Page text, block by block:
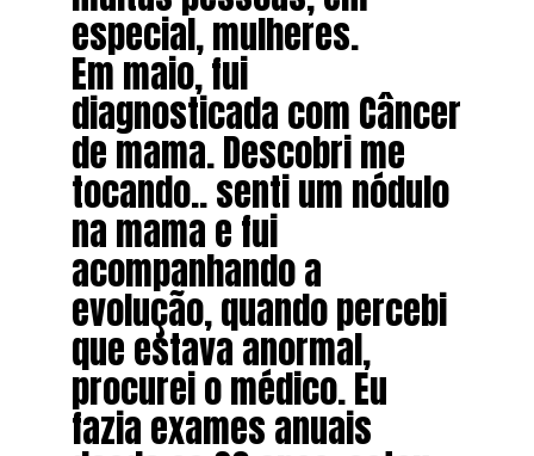
especial, mulheres.
Em maio, fui
diagnosticada com Câncer
de mama. Descobri me
tocando.. senti um nódulo
na mama e fui
acompanhando a
evolução, quando percebi
que estava anormal,
procurei o médico. Eu
fazia exames anuais